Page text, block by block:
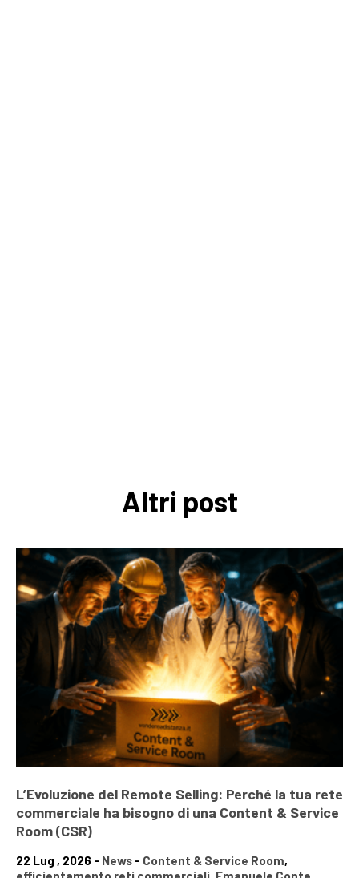
Altri post
L’Evoluzione del Remote Selling: Perché la tua rete
commerciale ha bisogno di una Content & Service
Room (CSR)
22 Lug , 2026 - News - Content & Service Room,